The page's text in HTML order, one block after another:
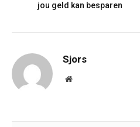
jou geld kan besparen
Sjors
Website